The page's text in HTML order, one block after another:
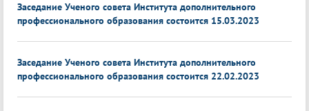
Заседание Ученого совета Института дополнительного
профессионального образования состоится 15.03.2023
Заседание Ученого совета Института дополнительного
профессионального образования состоится 22.02.2023